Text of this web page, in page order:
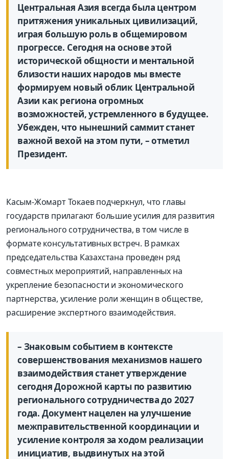
Центральная Азия всегда была центром
притяжения уникальных цивилизаций,
играя большую роль в общемировом
прогрессе. Сегодня на основе этой
исторической общности и ментальной
близости наших народов мы вместе
формируем новый облик Центральной
Азии как региона огромных
возможностей, устремленного в будущее.
Убежден, что нынешний саммит станет
важной вехой на этом пути, – отметил
Президент.
Касым-Жомарт Токаев подчеркнул, что главы
государств прилагают большие усилия для развития
регионального сотрудничества, в том числе в
формате консультативных встреч. В рамках
председательства Казахстана проведен ряд
совместных мероприятий, направленных на
укрепление безопасности и экономического
партнерства, усиление роли женщин в обществе,
расширение экспертного взаимодействия.
– Знаковым событием в контексте
совершенствования механизмов нашего
взаимодействия станет утверждение
сегодня Дорожной карты по развитию
регионального сотрудничества до 2027
года. Документ нацелен на улучшение
межправительственной координации и
усиление контроля за ходом реализации
инициатив, выдвинутых на этой